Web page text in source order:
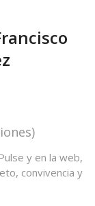
y en la web,
convivencia y